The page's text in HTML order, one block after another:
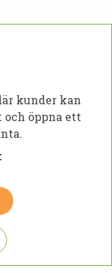
kunder kan
öppna ett